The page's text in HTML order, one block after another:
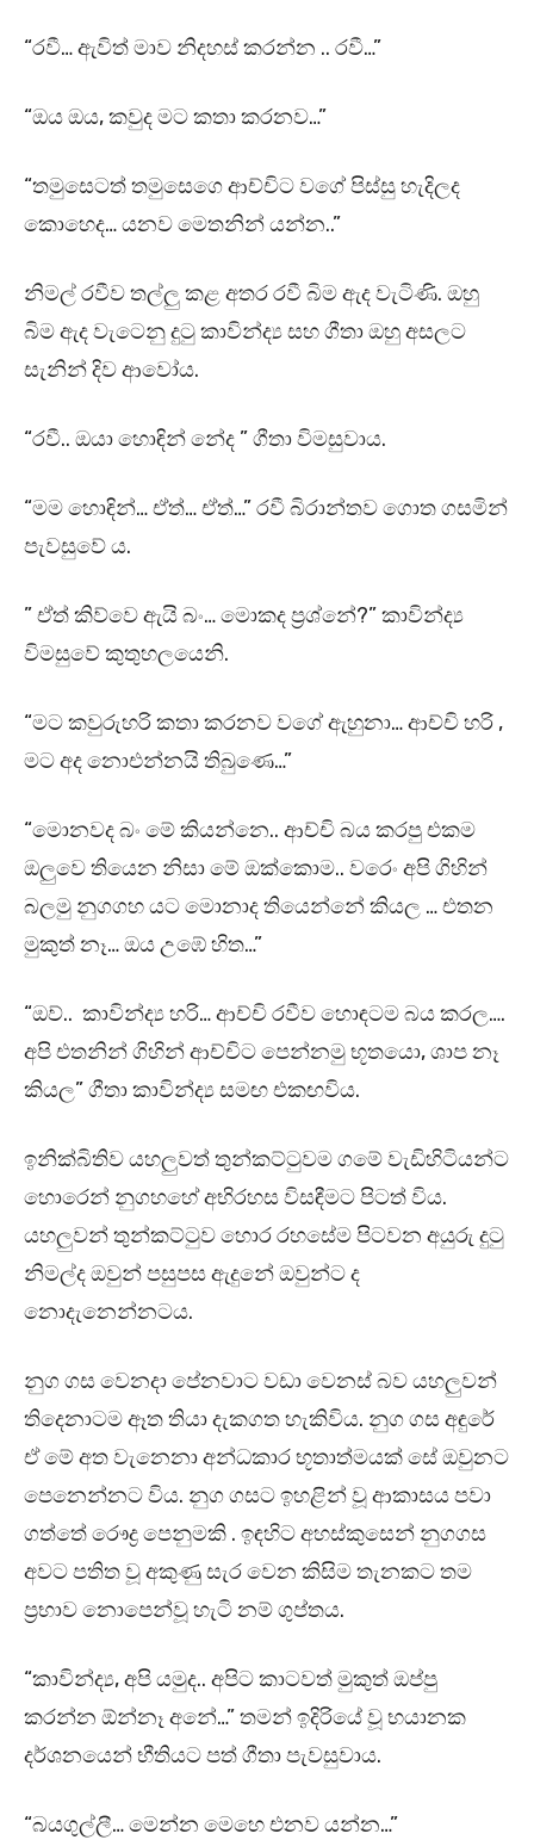
“රවී… ඇවිත් මාව නිදහස් කරන්න .. රවී…”
“ඔය ඔය, කවුද මට කතා කරනව…”
“තමුසෙටත් තමුසෙගෙ ආච්චිට වගේ පිස්සු හැදිලද
කොහෙද… යනව මෙතනින් යන්න..”
නිමල් රවීව තල්ලු කළ අතර රවී බිම ඇද වැටිණි. ඔහු
බිම ඇද වැටෙනු දුටු කාවින්ද්‍ය සහ ගීතා ඔහු අසලට
සැනින් දිව ආවෝය.
“රවී.. ඔයා හොඳින් නේද ” ගීතා විමසුවාය.
“මම හොඳින්… ඒත්… ඒත්…” රවී බිරාන්තව ගොත ගසමින්
පැවසුවේ ය.
” ඒත් කිව්වෙ ඇයි බං… මොකද ප්‍රශ්නේ?” කාවින්ද්‍ය
විමසුවේ කුතුහලයෙනි.
“මට කවුරුහරි කතා කරනව වගේ ඇහුනා… ආච්චි හරි ,
මට අද නොඑන්නයි තිබුණෙ…”
“මොනවද බං මේ කියන්නෙ.. ආච්චි බය කරපු එකම
ඔලුවෙ තියෙන නිසා මේ ඔක්කොම.. වරෙං අපි ගිහින්
බලමු නුගගහ යට මොනාද තියෙන්නේ කියල … එතන
මුකුත් නෑ… ඔය උඹේ හිත…”
“ඔව්.. කාවින්ද්‍ය හරි… ආච්චි රවීව හොඳටම බය කරල….
අපි එතනින් ගිහින් ආච්චිට පෙන්නමු භූතයො, ශාප නෑ
කියල” ගීතා කාවින්ද්‍ය සමඟ එකඟවිය.
ඉනික්බිතිව යහලුවත් තුන්කට්ටුවම ගමේ වැඩිහිටියන්ට
හොරෙන් නුගහහේ අභිරහස විසඳීමට පිටත් විය.
යහලුවන් තුන්කට්ටුව හොර රහසේම පිටවන අයුරු දුටු
නිමල්ද ඔවුන් පසුපස ඇදුනේ ඔවුන්ට ද
නොදැනෙන්නටය.
නුග ගස වෙනදා පේනවාට වඩා වෙනස් බව යහලුවන්
තිදෙනාටම ඈත තියා දැකගත හැකිවිය. නුග ගස අඳුරේ
ඒ මේ අත වැනෙනා අන්ධකාර භූතාත්මයක් සේ ඔවුනට
පෙනෙන්නට විය. නුග ගසට ඉහළින් වූ ආකාසය පවා
ගත්තේ රෞද්‍ර පෙනුමකි . ඉඳහිට අහස්කුසෙන් නුගගස
අවට පතිත වූ අකුණු සැර වෙන කිසිම තැනකට තම
ප්‍රභාව නොපෙන්වූ හැටි නම් ගුප්තය.
“කාවින්ද්‍ය, අපි යමුද.. අපිට කාටවත් මුකුත් ඔප්පු
කරන්න ඕන්නෑ අනේ…” තමන් ඉදිරියේ වූ භයානක
දර්ශනයෙන් භීතියට පත් ගීතා පැවසුවාය.
“බයගුල්ලී… මෙන්න මෙහෙ එනව යන්න…”